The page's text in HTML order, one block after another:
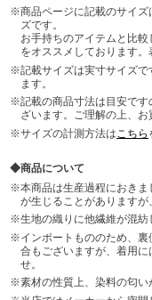
商品ページに記載のサイ
ズです。
お手持ちのアイテムと比
をオススメしております。
記載サイズは実寸サイズ
ます。
記載の商品寸法は目安で
ざいます。ご理解の上、お
サイズの計測方法はこちら
商品について
本商品は生産過程におき
が生じることがありますが
生地の織りに他繊維が混紡
インポートもののため、
合もございますが、着用
せ。
素材の性質上、染料の匂い